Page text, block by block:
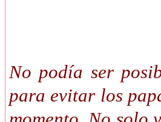
No podía ser
para evitar los